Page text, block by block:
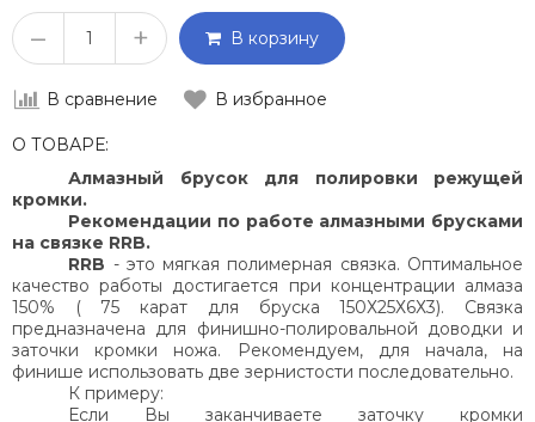
– + В корзину
В сравнение В избранное
О ТОВАРЕ:
Алмазный брусок для полировки режущей
кромки.
Рекомендации по работе алмазными брусками
на связке RRB.
RRB - это мягкая полимерная связка. Оптимальное
качество работы достигается при концентрации алмаза
150% ( 75 карат для бруска 150Х25Х6Х3). Связка
предназначена для финишно-полировальной доводки и
заточки кромки ножа. Рекомендуем, для начала, на
финише использовать две зернистости последовательно.
К примеру:
Если Вы заканчиваете заточку кромки